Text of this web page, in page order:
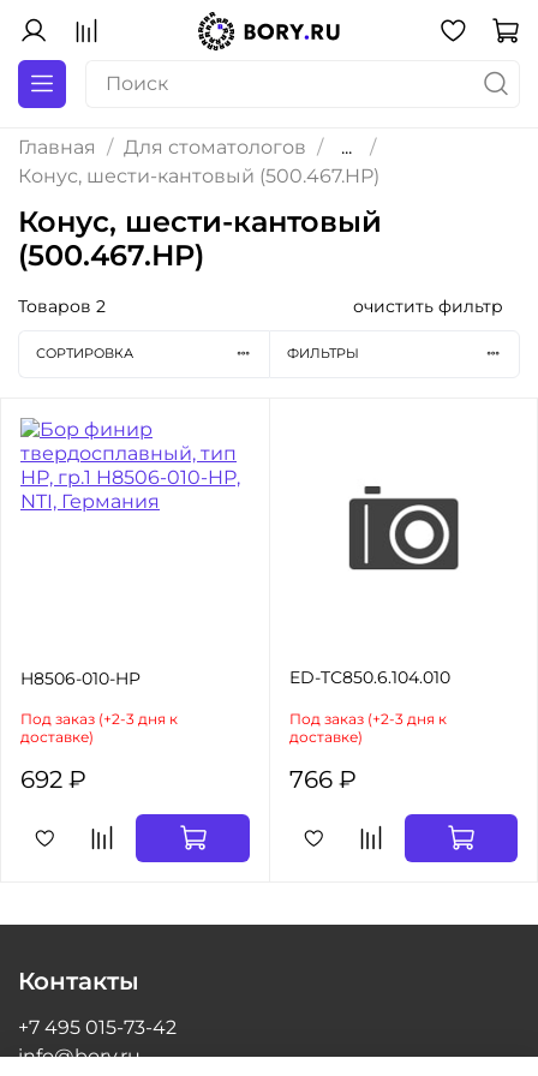
Главная Для стоматологов
...
Конус, шести-кантовый (500.467.HP)
Конус, шести-кантовый
(500.467.HP)
Товаров 2 очистить фильтр
СОРТИРОВКА ФИЛЬТРЫ
H8506-010-HP
Под заказ (+2-3 дня к
доставке)
692 ₽
ED-TC850.6.104.010
Под заказ (+2-3 дня к
доставке)
766 ₽
Контакты
+7 495 015-73-42
info@bory.ru